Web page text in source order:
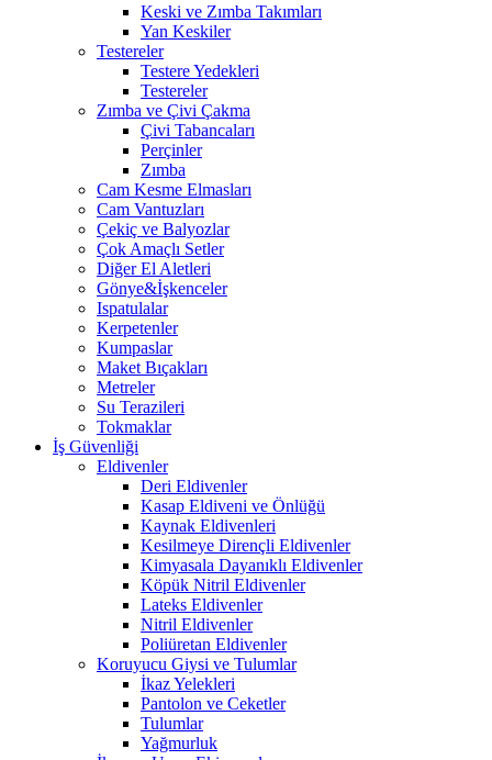
Keski ve Zımba Takımları
Yan Keskiler
Testereler
Testere Yedekleri
Testereler
Zımba ve Çivi Çakma
Çivi Tabancaları
Perçinler
Zımba
Cam Kesme Elmasları
Cam Vantuzları
Çekiç ve Balyozlar
Çok Amaçlı Setler
Diğer El Aletleri
Gönye&İşkenceler
Ispatulalar
Kerpetenler
Kumpaslar
Maket Bıçakları
Metreler
Su Terazileri
Tokmaklar
İş Güvenliği
Eldivenler
Deri Eldivenler
Kasap Eldiveni ve Önlüğü
Kaynak Eldivenleri
Kesilmeye Dirençli Eldivenler
Kimyasala Dayanıklı Eldivenler
Köpük Nitril Eldivenler
Lateks Eldivenler
Nitril Eldivenler
Poliüretan Eldivenler
Koruyucu Giysi ve Tulumlar
İkaz Yelekleri
Pantolon ve Ceketler
Tulumlar
Yağmurluk